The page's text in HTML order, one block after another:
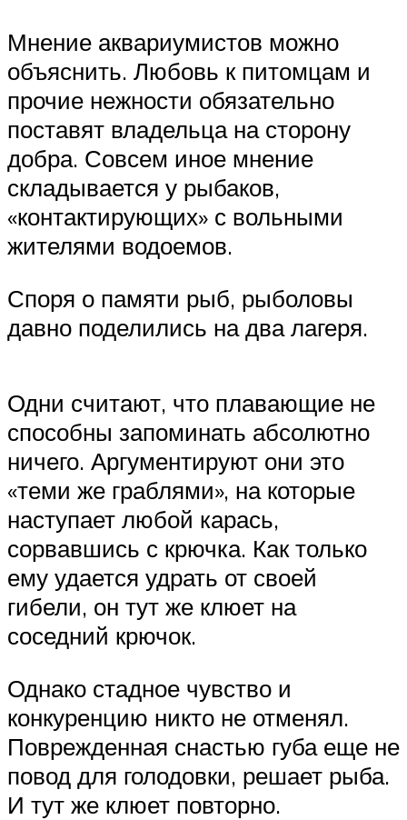
Мнение аквариумистов можно
объяснить. Любовь к питомцам и
прочие нежности обязательно
поставят владельца на сторону
добра. Совсем иное мнение
складывается у рыбаков,
«контактирующих» с вольными
жителями водоемов.
Споря о памяти рыб, рыболовы
давно поделились на два лагеря.
Одни считают, что плавающие не
способны запоминать абсолютно
ничего. Аргументируют они это
«теми же граблями», на которые
наступает любой карась,
сорвавшись с крючка. Как только
ему удается удрать от своей
гибели, он тут же клюет на
соседний крючок.
Однако стадное чувство и
конкуренцию никто не отменял.
Поврежденная снастью губа еще не
повод для голодовки, решает рыба.
И тут же клюет повторно.